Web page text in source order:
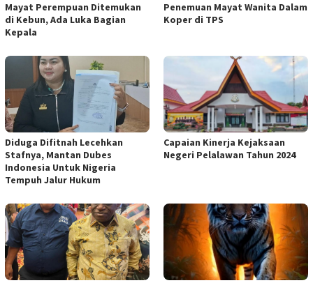
Mayat Perempuan Ditemukan
di Kebun, Ada Luka Bagian
Kepala
Penemuan Mayat Wanita Dalam
Koper di TPS
Diduga Difitnah Lecehkan
Stafnya, Mantan Dubes
Indonesia Untuk Nigeria
Tempuh Jalur Hukum
Capaian Kinerja Kejaksaan
Negeri Pelalawan Tahun 2024